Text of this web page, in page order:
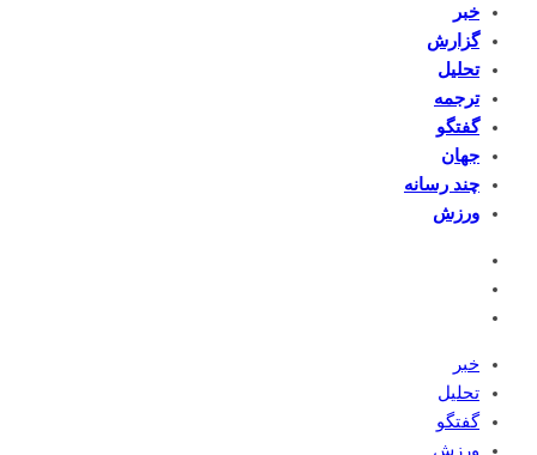
خبر
گزارش
تحلیل
ترجمه
گفتگو
جهان
چند رسانه
ورزش
خبر
تحلیل
گفتگو
ورزش